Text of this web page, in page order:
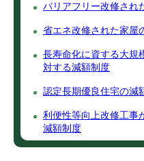
バリアフリー改修され
省エネ改修された家屋
長寿命化に資する大規
対する減額制度
認定長期優良住宅の減
利便性等向上改修工事
減額制度